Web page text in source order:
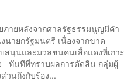
ภายหลังจากศาลรัฐธรรมนูญมีคำ
ายกรัฐมนตรี เนื่องจากขาด
นุนและมวลชนคนเสื้อแดงที่เกาะ
ทันทีที่ทราบผลการตัดสิน กลุ่มผู้
วนถึงกับร้อง...